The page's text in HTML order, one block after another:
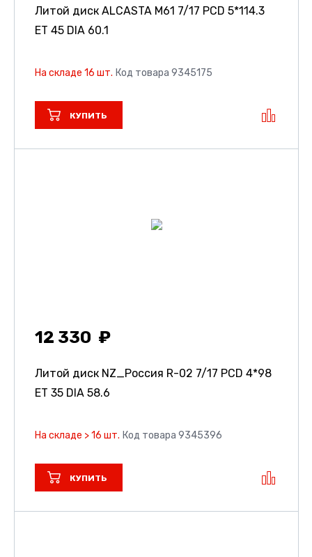
Литой диск ALCASTA M61 7/17 PCD 5*114.3
ET 45 DIA 60.1
На складе 16 шт. Код товара 9345175
КУПИТЬ
12 330
Литой диск NZ_Россия R-02 7/17 PCD 4*98
ET 35 DIA 58.6
На складе > 16 шт. Код товара 9345396
КУПИТЬ